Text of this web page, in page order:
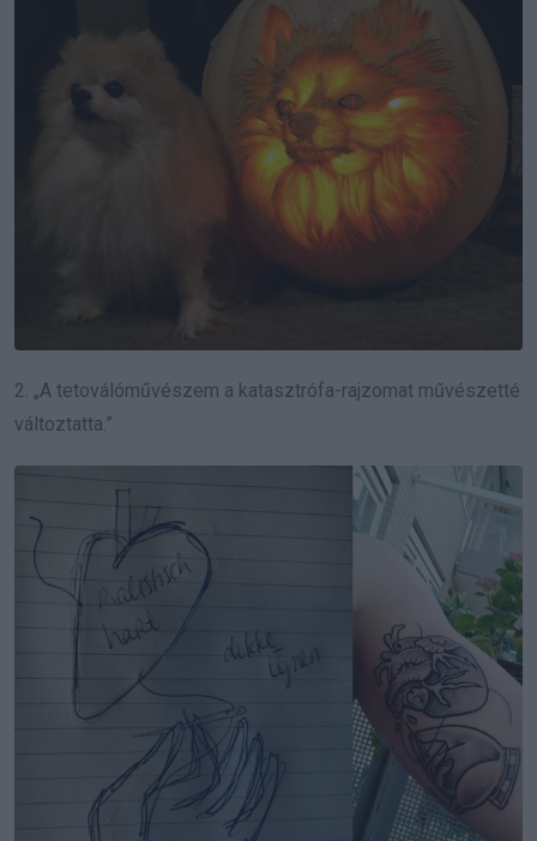
2. „A tetoválóművészem a katasztrófa-rajzomat művészetté
változtatta.”